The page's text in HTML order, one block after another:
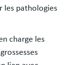
les pathologies
charge les